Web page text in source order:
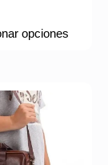
opciones